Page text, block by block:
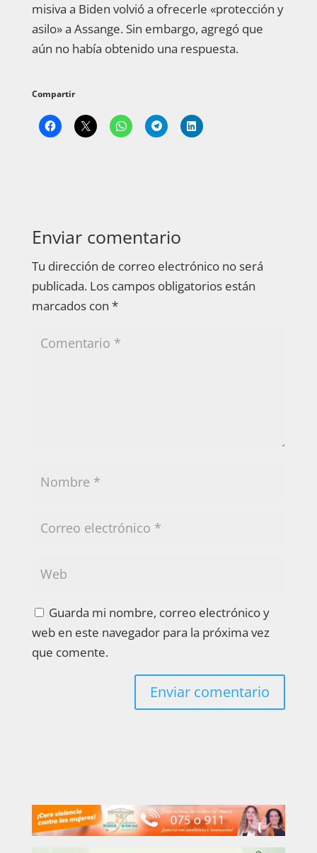
misiva a Biden volvió a ofrecerle «protección y
asilo» a Assange. Sin embargo, agregó que
aún no había obtenido una respuesta.
Compartir
Enviar comentario
Tu dirección de correo electrónico no será
publicada. Los campos obligatorios están
marcados con *
Guarda mi nombre, correo electrónico y
web en este navegador para la próxima vez
que comente.